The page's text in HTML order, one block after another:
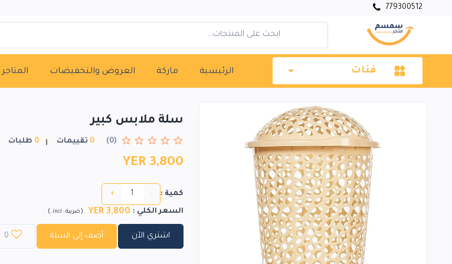
779300512
فئات الرئيسية ماركة العروض والتخفيضات المتاجر
سلة ملابس كبير
(0)
0 تقييمات 0 طلبات
YER 3,800
كمية : -
+
السعر الكلي :
YER 3,800
(ضريبة : incl.
)
اشتري الآن أضف إلى السلة 0